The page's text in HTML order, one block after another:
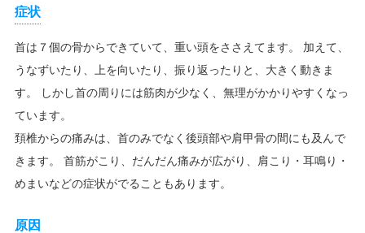
症状
首は７個の骨からできていて、重い頭をささえてます。 加えて、
うなずいたり、上を向いたり、振り返ったりと、大きく動きま
す。 しかし首の周りには筋肉が少なく、無理がかかりやすくなっ
ています。
頚椎からの痛みは、首のみでなく後頭部や肩甲骨の間にも及んで
きます。 首筋がこり、だんだん痛みが広がり、肩こり・耳鳴り・
めまいなどの症状がでることもあります。
原因